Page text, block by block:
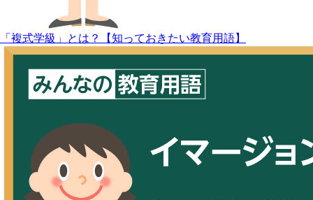
「複式学級」とは？【知っておきたい教育用語】